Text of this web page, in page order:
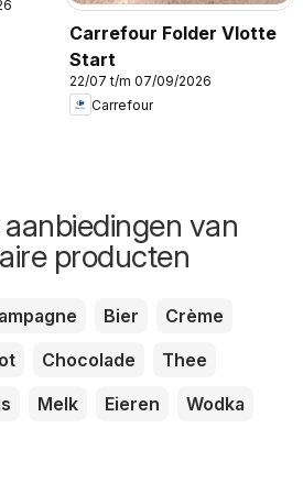
Carrefour Folder Vlotte
Start
22/07 t/m 07/09/2026
Carrefour
van
producten
Bier
Crème
Chocolade
Thee
Melk Eieren
Wodka